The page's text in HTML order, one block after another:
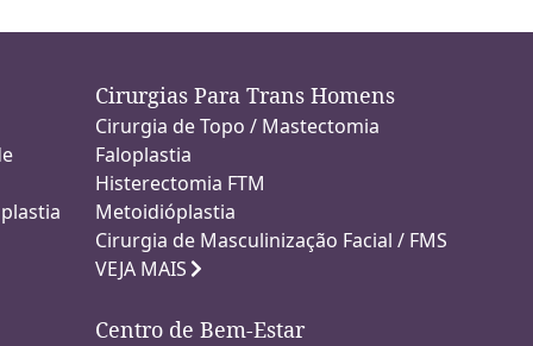
Cirurgias Para Trans Homens
Cirurgia de Topo / Mastectomia
Faloplastia
Histerectomia FTM
Metoidióplastia
Cirurgia de Masculinização Facial / FMS
VEJA MAIS
Centro de Bem-Estar